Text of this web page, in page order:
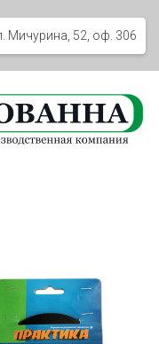
Мичурина, 52, оф. 306